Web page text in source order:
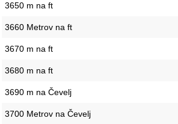
3650 m na ft
3660 Metrov na ft
3670 m na ft
3680 m na ft
3690 m na Čevelj
3700 Metrov na Čevelj